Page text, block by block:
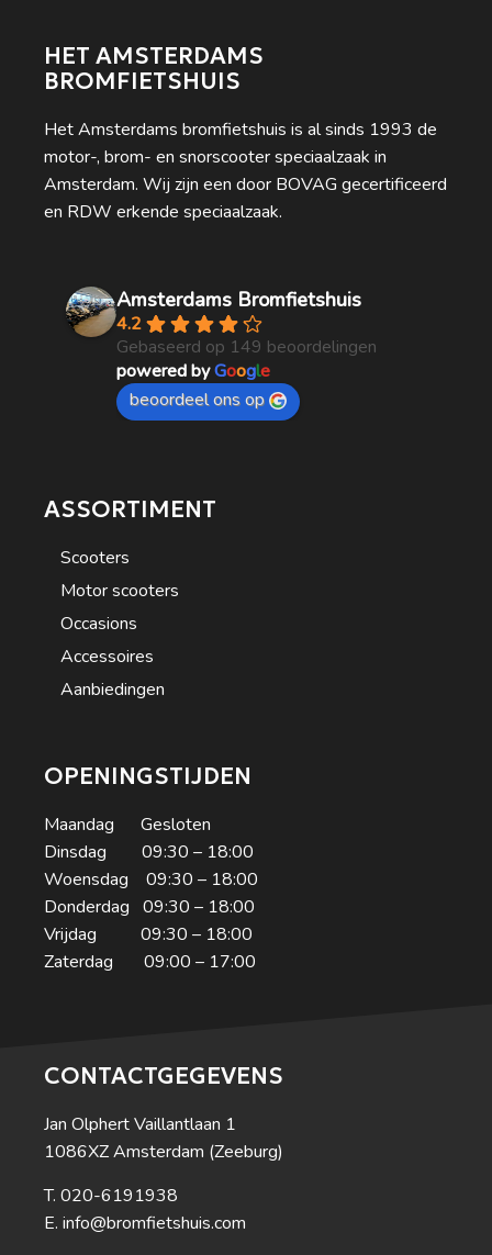
HET AMSTERDAMS
BROMFIETSHUIS
Het Amsterdams bromfietshuis is al sinds 1993 de
motor-, brom- en snorscooter speciaalzaak in
Amsterdam. Wij zijn een door BOVAG gecertificeerd
en RDW erkende speciaalzaak.
Amsterdams Bromfietshuis
4.2
Gebaseerd op 149 beoordelingen
powered byGoogle
beoordeel ons op
ASSORTIMENT
Scooters
Motor scooters
Occasions
Accessoires
Aanbiedingen
OPENINGSTIJDEN
Maandag Gesloten
Dinsdag 09:30 – 18:00
Woensdag 09:30 – 18:00
Donderdag 09:30 – 18:00
Vrijdag 09:30 – 18:00
Zaterdag 09:00 – 17:00
CONTACTGEGEVENS
Jan Olphert Vaillantlaan 1
1086XZ Amsterdam (Zeeburg)
020-6191938
info@bromfietshuis.com